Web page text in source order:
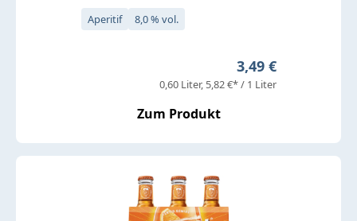
Aperitif 8,0 % vol.
Regulärer Preis:
3,49 €
0,60 Liter 5,82 €* / 1 Liter
Zum Produkt